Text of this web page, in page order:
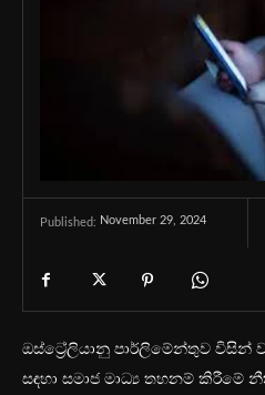
Published: November 29, 2024
ඔස්ට්‍රේලියානු පාර්ලිමේන්තුව විසින්
සඳහා සමාජ මාධ්‍ය තහනම් කිරීමේ